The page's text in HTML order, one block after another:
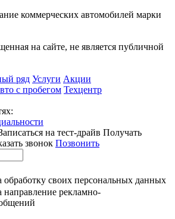
коммерческих автомобилей марки
на сайте, не является публичной
ряд Услуги Акции
с пробегом Техцентр
на тест-драйв Получать
звонок Позвонить
обработку своих персональных данных
направление рекламно-